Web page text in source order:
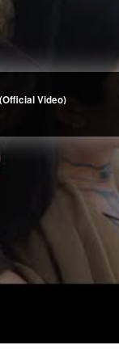
l’une des
ou militaires.
le pays
ras-le-bol général de
de la crise de
voir ses
multinationales
Le mécontentement
sociales,
émanant des
90% de votes pour
à encourager leurs
bras, un fort soutien
à l’avortement. Si
le déroulement de
Video)